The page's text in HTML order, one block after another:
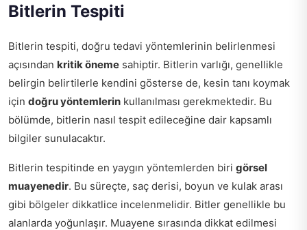
Bitlerin Tespiti
Bitlerin tespiti, doğru tedavi yöntemlerinin belirlenmesi
açısından kritik öneme sahiptir. Bitlerin varlığı, genellikle
belirgin belirtilerle kendini gösterse de, kesin tanı koymak
için doğru yöntemlerin kullanılması gerekmektedir. Bu
bölümde, bitlerin nasıl tespit edileceğine dair kapsamlı
bilgiler sunulacaktır.
Bitlerin tespitinde en yaygın yöntemlerden biri görsel
muayenedir. Bu süreçte, saç derisi, boyun ve kulak arası
gibi bölgeler dikkatlice incelenmelidir. Bitler genellikle bu
alanlarda yoğunlaşır. Muayene sırasında dikkat edilmesi